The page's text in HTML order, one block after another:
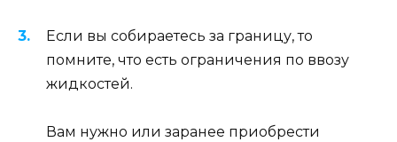
Если вы собираетесь за границу, то
помните, что есть ограничения по ввозу
жидкостей.
Вам нужно или заранее приобрести